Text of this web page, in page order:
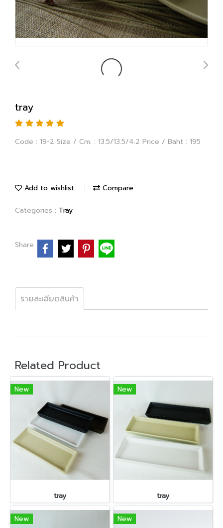
tray
Code : 19-2 Size / Cm. : 13.5/13.5/4.2 Price / Baht : 195
Add to wishlist Compare
Categories : Tray
Share
รายละเอียดสินค้า
Related Product
New
tray
New
tray
New New